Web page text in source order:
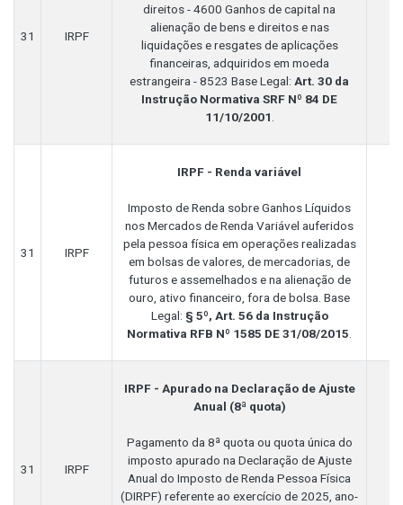
31 IRPF
direitos - 4600 Ganhos de capital na
alienação de bens e direitos e nas
liquidações e resgates de aplicações
financeiras, adquiridos em moeda
estrangeira - 8523 Base Legal: Art. 30 da
Instrução Normativa SRF Nº 84 DE
11/10/2001
31 IRPF
IRPF - Renda variável
Imposto de Renda sobre Ganhos Líquidos
nos Mercados de Renda Variável auferidos
pela pessoa física em operações realizadas
em bolsas de valores, de mercadorias, de
futuros e assemelhados e na alienação de
ouro, ativo financeiro, fora de bolsa. Base
Legal: § 5º, Art. 56 da Instrução
Normativa RFB Nº 1585 DE 31/08/2015
31 IRPF
IRPF - Apurado na Declaração de Ajuste
Anual (8ª quota)
Pagamento da 8ª quota ou quota única do
imposto apurado na Declaração de Ajuste
Anual do Imposto de Renda Pessoa Física
(DIRPF) referente ao exercício de 2025, ano-